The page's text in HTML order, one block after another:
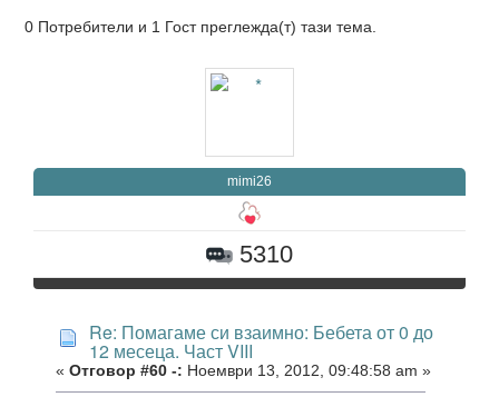
0 Потребители и 1 Гост преглежда(т) тази тема.
mimi26
5310
Re: Помагаме си взаимно: Бебета от 0 до
12 месеца. Част VIII
« Отговор #60 -: Ноември 13, 2012, 09:48:58 am »